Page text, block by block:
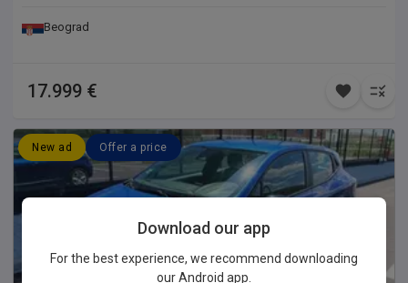
Beograd
17.999 €
New ad Offer a price
Download our app
For the best experience, we recommend downloading
our Android app.